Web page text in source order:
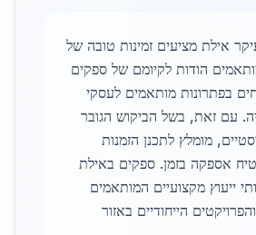
אילת מציעים זמינות טובה של
הודות לקיומם של ספקים
בפתרונות מותאמים לעסקי
עם זאת, בשל הביקוש הגובר
מומלץ לתכנן הזמנות
אספקה בזמן. ספקים באילת
ייעוץ מקצועיים המותאמים
הייחודיים באזור